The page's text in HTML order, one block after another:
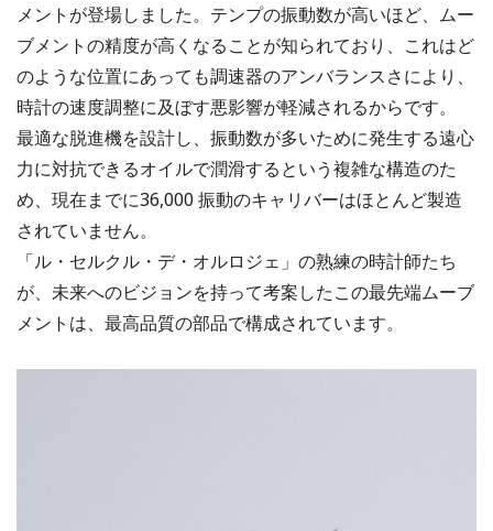
メントが登場しました。テンプの振動数が高いほど、ムー
ブメントの精度が高くなることが知られており、これはど
のような位置にあっても調速器のアンバランスさにより、
時計の速度調整に及ぼす悪影響が軽減されるからです。
最適な脱進機を設計し、振動数が多いために発生する遠心
力に対抗できるオイルで潤滑するという複雑な構造のた
め、現在までに36,000 振動のキャリバーはほとんど製造
されていません。
「ル・セルクル・デ・オルロジェ」の熟練の時計師たち
が、未来へのビジョンを持って考案したこの最先端ムーブ
メントは、最高品質の部品で構成されています。